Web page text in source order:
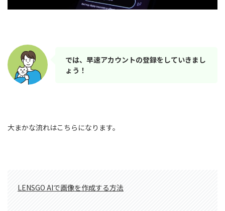
では、早速アカウントの登録をしていきまし
ょう！
大まかな流れはこちらになります。
LENSGO AIで画像を作成する方法